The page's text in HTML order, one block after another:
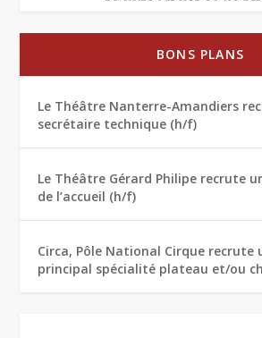
BONS PLANS
Le Théâtre Nanterre-Amandiers
secrétaire technique (h/f)
Le Théâtre Gérard Philipe recrute
de l’accueil (h/f)
Circa, Pôle National Cirque recrute
principal spécialité plateau et/ou